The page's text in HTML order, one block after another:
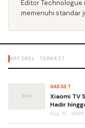
Editor
memenuhi standar
ARTIKEL TERKAIT
GADGET
Xiaomi TV
Hadir
Aug 6, 2026